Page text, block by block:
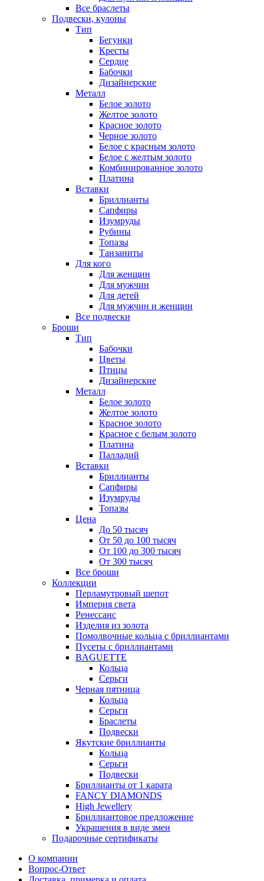
Все браслеты
Подвески, кулоны
Тип
Бегунки
Кресты
Сердце
Бабочки
Дизайнерские
Металл
Белое золото
Желтое золото
Красное золото
Черное золото
Белое с красным золото
Белое с желтым золото
Комбинированное золото
Платина
Вставки
Бриллианты
Сапфиры
Изумруды
Рубины
Топазы
Танзаниты
Для кого
Для женщин
Для мужчин
Для детей
Для мужчин и женщин
Все подвески
Броши
Тип
Бабочки
Цветы
Птицы
Дизайнерские
Металл
Белое золото
Желтое золото
Красное золото
Красное с белым золото
Платина
Палладий
Вставки
Бриллианты
Сапфиры
Изумруды
Топазы
Цена
До 50 тысяч
От 50 до 100 тысяч
От 100 до 300 тысяч
От 300 тысяч
Все броши
Коллекции
Перламутровый шепот
Империя света
Ренессанс
Изделия из золота
Помолвочные кольца с бриллиантами
Пусеты с бриллиантами
BAGUETTE
Кольца
Серьги
Черная пятница
Кольца
Серьги
Браслеты
Подвески
Якутские бриллианты
Кольца
Серьги
Подвески
Бриллианты от 1 карата
FANCY DIAMONDS
High Jewellery
Бриллиантовое предложение
Украшения в виде змеи
Подарочные сертификаты
О компании
Вопрос-Ответ